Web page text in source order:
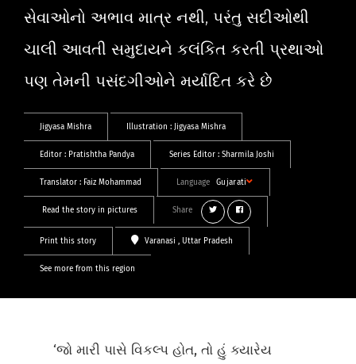
સેવાઓનો અભાવ માત્ર નથી, પરંતુ સદીઓથી
ચાલી આવતી સમુદાયને કલંકિત કરતી પ્રથાઓ
પણ તેમની પસંદગીઓને મર્યાદિત કરે છે
Jigyasa Mishra Illustration : Jigyasa Mishra
Editor : Pratishtha Pandya Series Editor : Sharmila Joshi
Translator : Faiz Mohammad Language Gujarati
Read the story in pictures Share
Print this story Varanasi , Uttar Pradesh
See more from this region
‘જો મારી પાસે વિકલ્પ હોત, તો હું ક્યારેય